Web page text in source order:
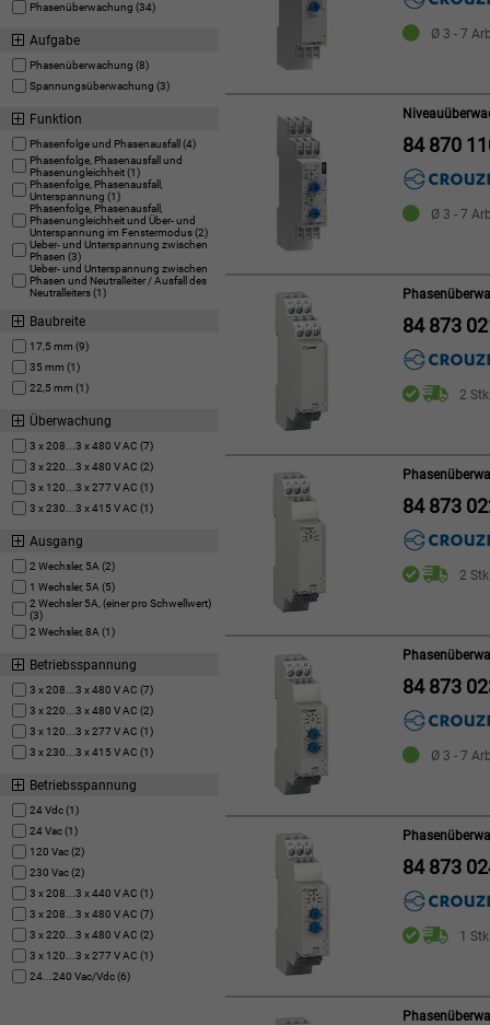
Phasenüberwachung (34)
Aufgabe
Phasenüberwachung (8)
Spannungsüberwachung (3)
Funktion
Phasenfolge und Phasenausfall (4)
Phasenfolge, Phasenausfall und
Phasenungleichheit (1)
Phasenfolge, Phasenausfall,
Unterspannung (1)
Phasenfolge, Phasenausfall,
Phasenungleichheit und Über- und
Unterspannung im Fenstermodus (2)
Ueber- und Unterspannung zwischen
Phasen (3)
Ueber- und Unterspannung zwischen
Phasen und Neutralleiter / Ausfall des
Neutralleiters (1)
Baubreite
17,5 mm (9)
35 mm (1)
22,5 mm (1)
Überwachung
3 x 208...3 x 480 V AC (7)
3 x 220...3 x 480 V AC (2)
3 x 120...3 x 277 V AC (1)
3 x 230...3 x 415 V AC (1)
Ausgang
2 Wechsler, 5A (2)
1 Wechsler, 5A (5)
2 Wechsler 5A, (einer pro Schwellwert)
(3)
2 Wechsler, 8A (1)
Betriebsspannung
3 x 208...3 x 480 V AC (7)
3 x 220...3 x 480 V AC (2)
3 x 120...3 x 277 V AC (1)
3 x 230...3 x 415 V AC (1)
Betriebsspannung
24 Vdc (1)
24 Vac (1)
120 Vac (2)
230 Vac (2)
3 x 208...3 x 440 V AC (1)
3 x 208...3 x 480 V AC (7)
3 x 220...3 x 480 V AC (2)
3 x 120...3 x 277 V AC (1)
24...240 Vac/Vdc (6)
Ø 3 - 7
84 870
Ø 3 - 7
84 873
2
84 873
2
84 873
Ø 3 - 7
84 873
1